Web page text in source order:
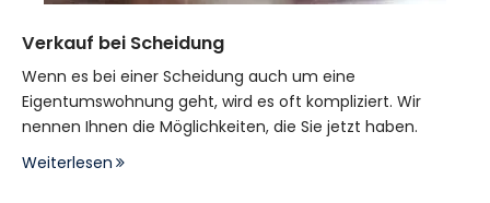
Verkauf bei Scheidung
Wenn es bei einer Scheidung auch um eine
Eigentumswohnung geht, wird es oft kompliziert. Wir
nennen Ihnen die Möglichkeiten, die Sie jetzt haben.
Weiterlesen